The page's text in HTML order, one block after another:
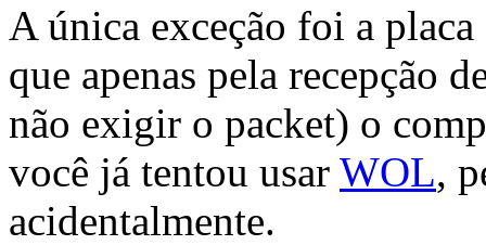
A única exceção foi a
que apenas pela recepção
não exigir o packet) o
você já tentou usar WOL,
acidentalmente.